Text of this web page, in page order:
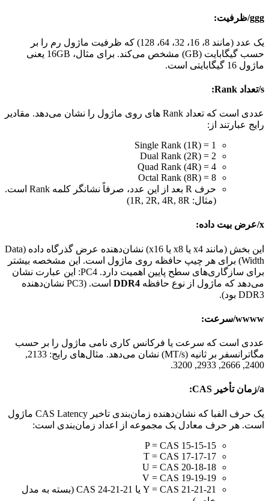
ggg/ظرفیت:
یک عدد (مانند 8، 16، 32، 64، 128) که ظرفیت ماژول رم را بر
حسب گیگابایت (GB) مشخص می‌کند. برای مثال، 16GB یعنی
ماژول 16 گیگابایتی است.
s/تعداد Rank:
عددی است که تعداد Rank های روی ماژول را نشان می‌دهد. مقادیر
رایج عبارتند از:
1 = Single Rank (1R)
2 = Dual Rank (2R)
4 = Quad Rank (4R)
8 = Octal Rank (8R)
حرف R بعد از این عدد، صرفاً نشانگر کلمه Rank است.
(مثال: 1R, 2R, 4R, 8R)
x/عرض بیت داده:
این بخش (مانند x4 یا x8 یا x16) نشان‌دهنده عرض گذرگاه داده (Data
Width) برای هر چیپ حافظه روی ماژول است. این مشخصه بیشتر
برای سازگاری‌های سطح پایین اهمیت دارد. PC4: این عبارت نشان
می‌دهد که ماژول از نوع حافظه DDR4
است. (PC3 نشان‌دهنده
DDR3 بود).
wwww/سرعت:
عددی است که سرعت یا فرکانس کاری نامی ماژول را بر حسب
مگاترانسفر بر ثانیه (MT/s) نشان می‌دهد. مثال‌های رایج: 2133,
2400, 2666, 2933, 3200.
a/زمان تأخیر CAS:
یک حرف الفبا که نشان‌دهنده زمان‌بندی تاخیر CAS Latency ماژول
است. هر حرف معادل یک مجموعه از اعداد زمان‌بندی است:
P = CAS 15-15-15
T = CAS 17-17-17
U = CAS 20-18-18
V = CAS 19-19-19
Y = CAS 21-21-21 یا CAS 24-21-21 (بسته به مدل